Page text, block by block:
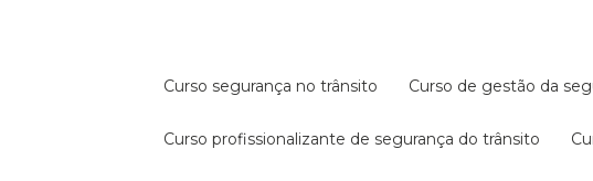
curso segurança no trânsito curso de gestão da
curso profissionalizante de segurança do trânsito